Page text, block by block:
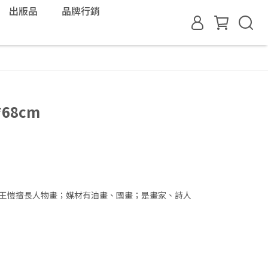
出版品 品牌行銷
愷擅長人物畫；媒材有油畫、國畫；是畫家、詩人